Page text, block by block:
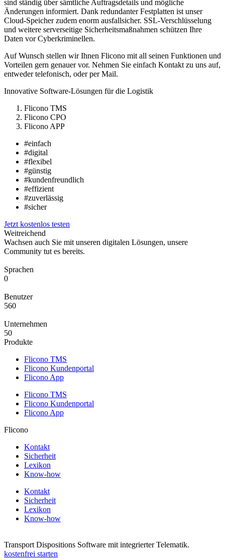
sind ständig über sämtliche Auftragsdetails und mögliche
Änderungen informiert. Dank redundanter Festplatten ist unser
Cloud-Speicher zudem enorm ausfallsicher. SSL-Verschlüsselung
und weitere serverseitige Sicherheitsmaßnahmen schützen Ihre
Daten vor Cyberkriminellen.
Auf Wunsch stellen wir Ihnen Flicono mit all seinen Funktionen und
Vorteilen gern genauer vor. Nehmen Sie einfach Kontakt zu uns auf,
entweder telefonisch, oder per Mail.
Innovative Software-Lösungen für die Logistik
Flicono TMS
Flicono CPO
Flicono APP
#einfach
#digital
#flexibel
#günstig
#kundenfreundlich
#effizient
#zuverlässig
#sicher
Jetzt kostenlos testen
Weitreichend
Wachsen auch Sie mit unseren digitalen Lösungen, unsere
Community tut es bereits.
Sprachen
0
Benutzer
560
Unternehmen
50
Produkte
Flicono TMS
Flicono Kundenportal
Flicono App
Flicono TMS
Flicono Kundenportal
Flicono App
Flicono
Kontakt
Sicherheit
Lexikon
Know-how
Kontakt
Sicherheit
Lexikon
Know-how
Transport Dispositions Software mit integrierter Telematik.
kostenfrei starten